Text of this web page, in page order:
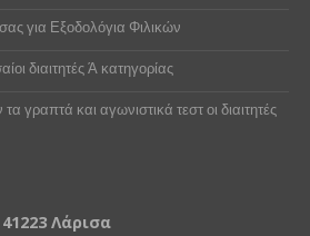
για Εξοδολόγια Φιλικών
διαιτητές Ά κατηγορίας
γραπτά και αγωνιστικά τεστ οι διαιτητές
Λάρισα